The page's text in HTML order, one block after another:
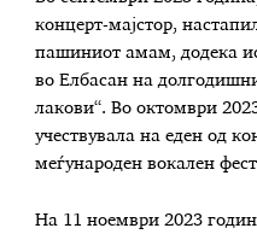
концерт-мајстор,
пашиниот амам, додека
во Елбасан на
лакови“. Во октомври
учествувала на еден од
меѓународен вокален
На 11 ноември 2023